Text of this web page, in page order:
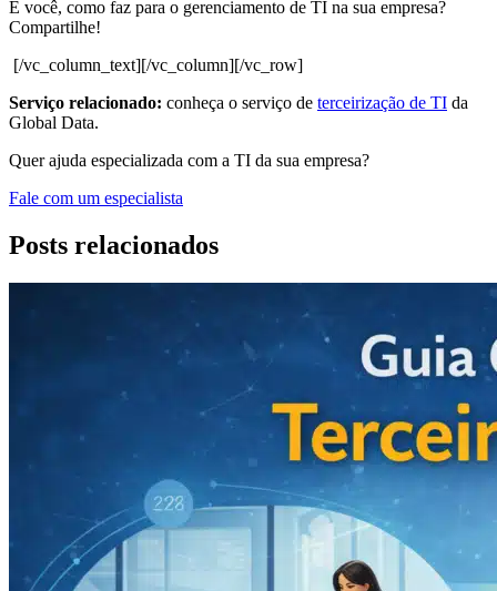
E você, como faz para o gerenciamento de TI na sua empresa?
Compartilhe!
[/vc_column_text][/vc_column][/vc_row]
Serviço relacionado: conheça o serviço de terceirização de TI da
Global Data.
Quer ajuda especializada com a TI da sua empresa?
Fale com um especialista
Posts relacionados